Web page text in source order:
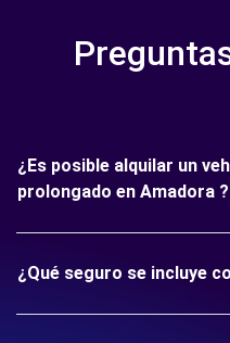
¿Es posible alquilar un
prolongado en Amadora ?
¿Qué seguro se incluye